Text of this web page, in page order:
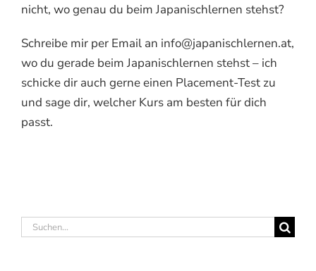
nicht, wo genau du beim Japanischlernen stehst?
Schreibe mir per Email an info@japanischlernen.at,
wo du gerade beim Japanischlernen stehst – ich
schicke dir auch gerne einen Placement-Test zu
und sage dir, welcher Kurs am besten für dich
passt.
Suche